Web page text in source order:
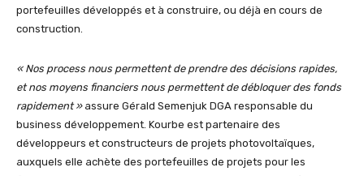
portefeuilles développés et à construire, ou déjà en cours de
construction.
« Nos process nous permettent de prendre des décisions rapides,
et nos moyens financiers nous permettent de débloquer des fonds
rapidement »assure Gérald Semenjuk DGA responsable du
business développement. Kourbe est partenaire des
développeurs et constructeurs de projets photovoltaïques,
auxquels elle achète des portefeuilles de projets pour les